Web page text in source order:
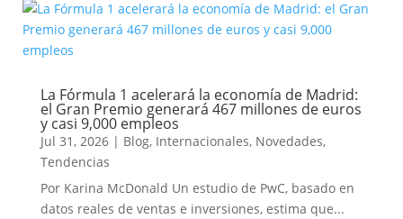
La Fórmula 1 acelerará la economía de Madrid:
el Gran Premio generará 467 millones de euros
y casi 9,000 empleos
Jul 31, 2026| Blog, Internacionales, Novedades,
Tendencias
Por Karina McDonald Un estudio de PwC, basado en
datos reales de ventas e inversiones, estima que...